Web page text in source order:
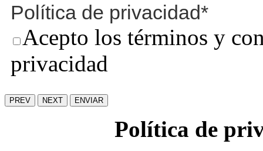
Política de privacidad*
Acepto los términos y
privacidad
PREV NEXT ENVIAR
Política de